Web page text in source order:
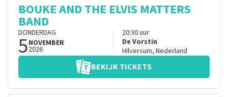
BOUKE AND THE ELVIS MATTERS
BAND
DONDERDAG
5NOVEMBER
2026
20:30uur
De Vorstin
Hilversum, Nederland
BEKIJK TICKETS